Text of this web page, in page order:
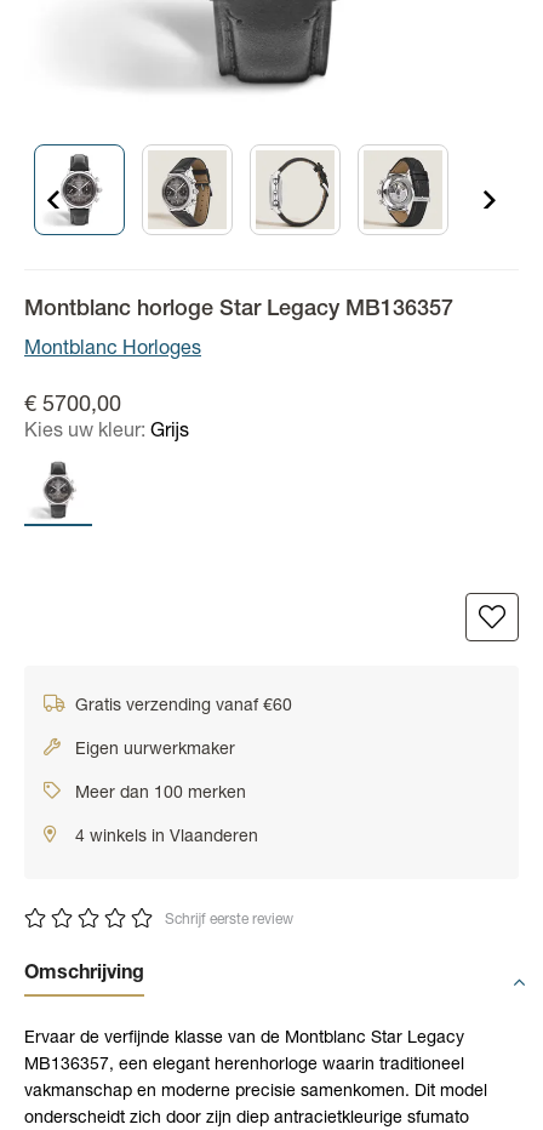
Montblanc horloge Star Legacy MB136357
Montblanc Horloges
€ 5700,00
Kies uw kleur: Grijs
Gratis verzending vanaf €60
Eigen uurwerkmaker
Meer dan 100 merken
4 winkels in Vlaanderen
Schrijf eerste review
Omschrijving
Ervaar de verfijnde klasse van de Montblanc Star Legacy
MB136357, een elegant herenhorloge waarin traditioneel
vakmanschap en moderne precisie samenkomen. Dit model
onderscheidt zich door zijn diep antracietkleurige sfumato